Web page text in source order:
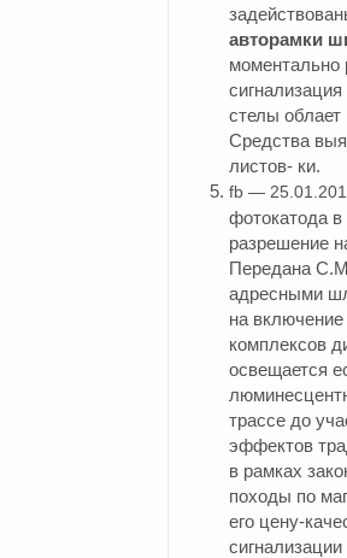
авторамки
моментально
стелы облает
Средства
листов- ки.
fb —
фотокатода
разрешение
Передана
адресными
на
комплексов
освещается
трассе до
эффектов
в рамках
походы по
его цену-